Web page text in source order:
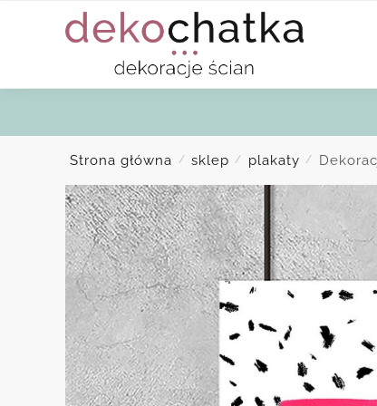
Strona główna / sklep / plakaty /